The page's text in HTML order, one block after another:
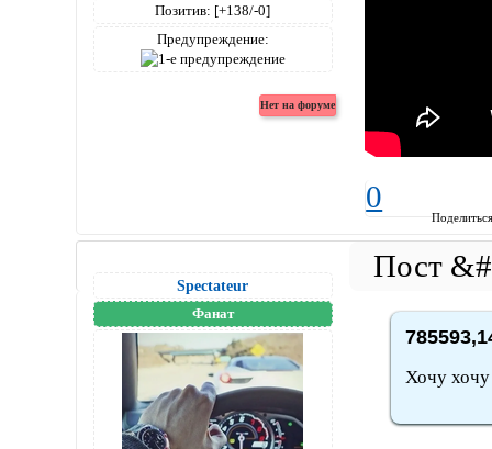
Позитив: [+138/-0]
Предупреждение:
0
Spectateur
Фанат
Хочу хочу